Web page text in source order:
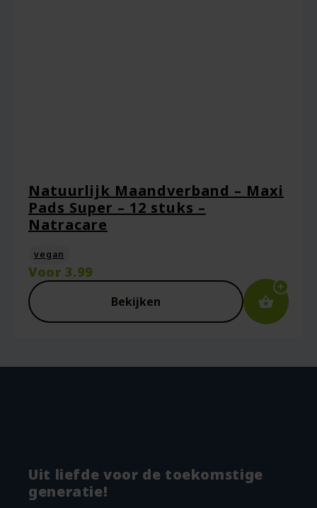
Natuurlijk Maandverband – Maxi
Pads Super – 12 stuks –
Natracare
vegan
Voor 3.99
Bekijken
Uit liefde voor de toekomstige
generatie!